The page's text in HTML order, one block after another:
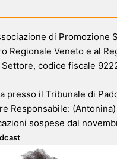
di Promozione
Regionale Veneto e al
codice fiscale
presso il Tribunale di
Responsabile:
sospese dal